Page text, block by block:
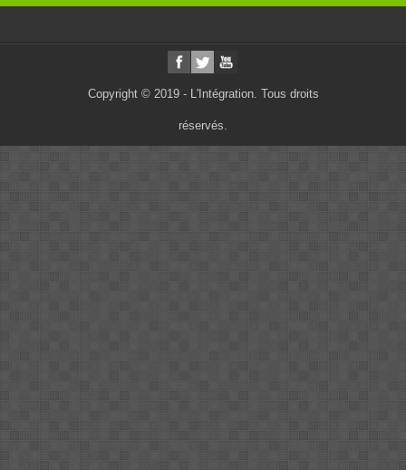
Copyright © 2019 - L'Intégration. Tous droits
réservés.